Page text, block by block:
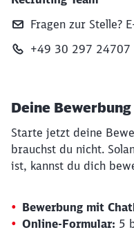
Fragen zur Stelle?
+49 30 297 24707
Deine Bewerbung
Starte jetzt deine
brauchst du nicht.
ist, kannst du dich
Bewerbung mit
Online-Formular: 5